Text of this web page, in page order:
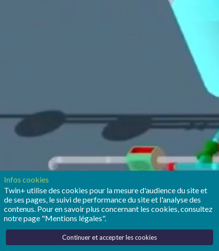
Infos cookies
Twin+ utilise des cookies pour la mesure d'audience du site et
de ses pages, le suivi de performance du site et l'analyse des
contenus. Pour en savoir plus concernant les cookies, consultez
notre page "Mentions légales".
Continuer et accepter les cookies